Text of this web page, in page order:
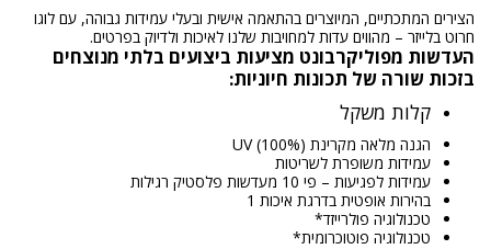
הצירים המתכתיים, המיוצרים בהתאמה אישית ובעלי עמידות גבוהה, עם לוגו
חרוט בלייזר – מהווים עדות למחויבות שלנו לאיכות ולדיוק בפרטים.
העדשות מפוליקרבונט מציעות ביצועים בלתי מנוצחים
בזכות שורה של תכונות חיוניות:
קלות משקל
הגנה מלאה מקרינת UV (100%)
עמידות משופרת לשריטות
עמידות לפגיעות – פי 10 מעדשות פלסטיק רגילות
בהירות אופטית בדרגת איכות 1
טכנולוגיה פולרייזד*
טכנולוגיה פוטוכרומית*